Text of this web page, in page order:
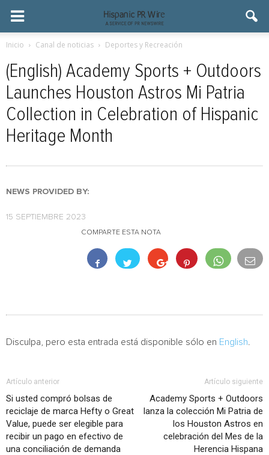
Inicio Canal de noticias Deportes y Recreación
(English) Academy Sports + Outdoors
Launches Houston Astros Mi Patria
Collection in Celebration of Hispanic
Heritage Month
NEWS PROVIDED BY:
15 SEPTIEMBRE 2023
COMPARTE ESTA NOTA
Disculpa, pero esta entrada está disponible sólo en English
Artículo anterior
Si usted compró bolsas de
reciclaje de marca Hefty o Great
Value, puede ser elegible para
recibir un pago en efectivo de
una conciliación de demanda
Artículo siguiente
Academy Sports + Outdoors
lanza la colección Mi Patria de
los Houston Astros en
celebración del Mes de la
Herencia Hispana